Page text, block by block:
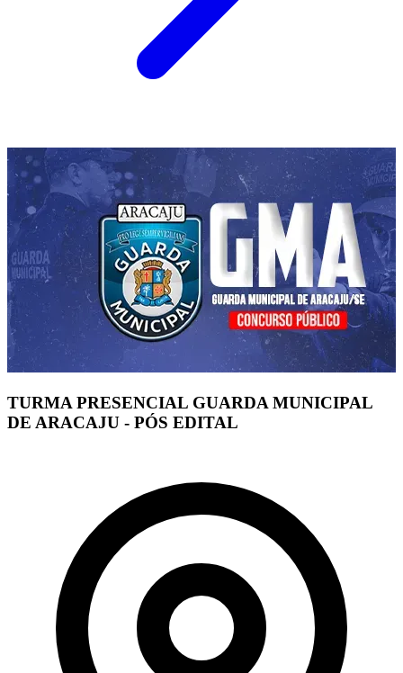
TURMA PRESENCIAL GUARDA MUNICIPAL
DE ARACAJU - PÓS EDITAL